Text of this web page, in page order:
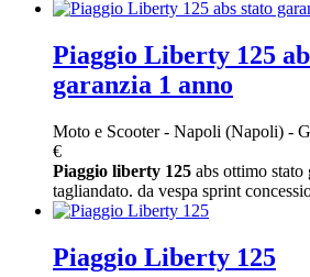
Piaggio Liberty 125
garanzia 1 anno
Moto e Scooter- Napoli (Napoli) -
€
Piaggio liberty 125 abs ottimo stato
tagliandato. da vespa sprint
Piaggio Liberty 125